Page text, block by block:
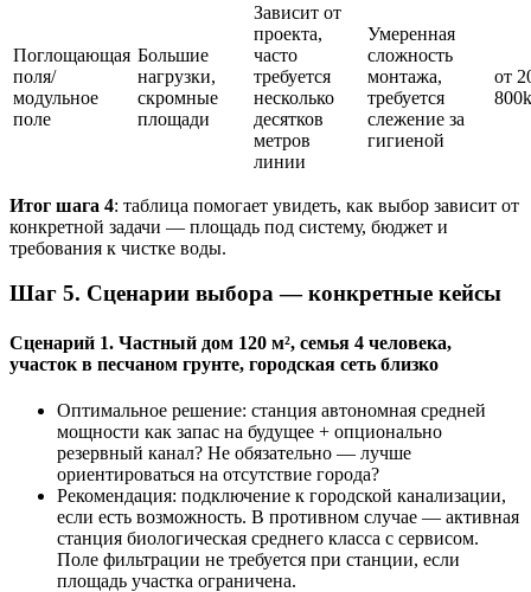
Поглощающая
поля/
модульное
поле
Большие
нагрузки,
скромные
площади
Зависит от
проекта,
часто
требуется
несколько
десятков
метров
линии
Умеренная
сложность
монтажа,
требуется
слежение за
гигиеной
от
800k
Итог шага 4: таблица помогает увидеть, как выбор зависит от
конкретной задачи — площадь под систему, бюджет и
требования к чистке воды.
Шаг 5. Сценарии выбора — конкретные кейсы
Сценарий 1. Частный дом 120 м², семья 4 человека,
участок в песчаном грунте, городская сеть близко
Оптимальное решение: станция автономная средней
мощности как запас на будущее + опционально
резервный канал? Не обязательно — лучше
ориентироваться на отсутствие города?
Рекомендация: подключение к городской канализации,
если есть возможность. В противном случае — активная
станция биологическая среднего класса с сервисом.
Поле фильтрации не требуется при станции, если
площадь участка ограничена.